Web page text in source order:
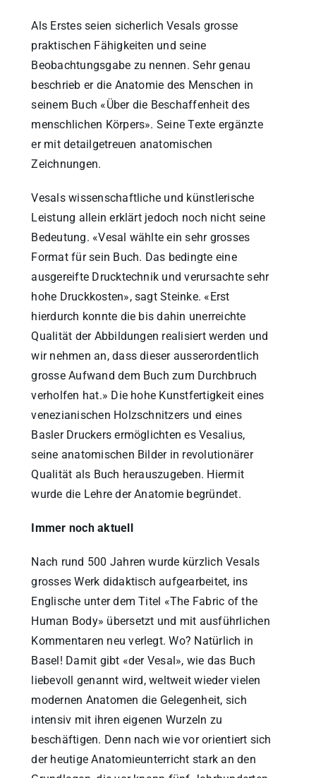
Als Erstes seien sicherlich Vesals grosse
praktischen Fähigkeiten und seine
Beobachtungsgabe zu nennen. Sehr genau
beschrieb er die Anatomie des Menschen in
seinem Buch «Über die Beschaffenheit des
menschlichen Körpers». Seine Texte ergänzte
er mit detailgetreuen anatomischen
Zeichnungen.
Vesals wissenschaftliche und künstlerische
Leistung allein erklärt jedoch noch nicht seine
Bedeutung. «Vesal wählte ein sehr grosses
Format für sein Buch. Das bedingte eine
ausgereifte Drucktechnik und verursachte sehr
hohe Druckkosten», sagt Steinke. «Erst
hierdurch konnte die bis dahin unerreichte
Qualität der Abbildungen realisiert werden und
wir nehmen an, dass dieser ausserordentlich
grosse Aufwand dem Buch zum Durchbruch
verholfen hat.» Die hohe Kunstfertigkeit eines
venezianischen Holzschnitzers und eines
Basler Druckers ermöglichten es Vesalius,
seine anatomischen Bilder in revolutionärer
Qualität als Buch herauszugeben. Hiermit
wurde die Lehre der Anatomie begründet.
Immer noch aktuell
Nach rund 500 Jahren wurde kürzlich Vesals
grosses Werk didaktisch aufgearbeitet, ins
Englische unter dem Titel «The Fabric of the
Human Body» übersetzt und mit ausführlichen
Kommentaren neu verlegt. Wo? Natürlich in
Basel! Damit gibt «der Vesal», wie das Buch
liebevoll genannt wird, weltweit wieder vielen
modernen Anatomen die Gelegenheit, sich
intensiv mit ihren eigenen Wurzeln zu
beschäftigen. Denn nach wie vor orientiert sich
der heutige Anatomieunterricht stark an den